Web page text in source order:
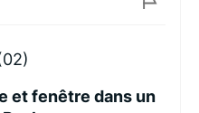
et fenêtre dans un